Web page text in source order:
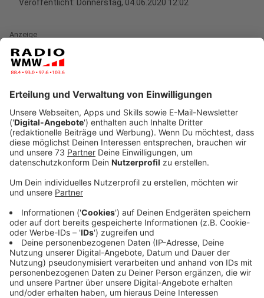
Veröffentlicht: Donnerstag, 04.06.2020 12:02
Anzeige
Anzeige
Nadine aus Reken sucht eine Ammenstute für ihr 9-
Tage altes Hengstfohlen. Leider muss seine Mama
von mehreren Leiden erlöst werden und deshalb
braucht es eine Ammenstute, die das Fohlen
hoffentlich liebevoll annimmt. Am besten eine Stute
im Raum Reken.
Wenn Ihr helfen könnt meldet Euch direkt bei
Nadine auf der 015114189361.
Anzeige